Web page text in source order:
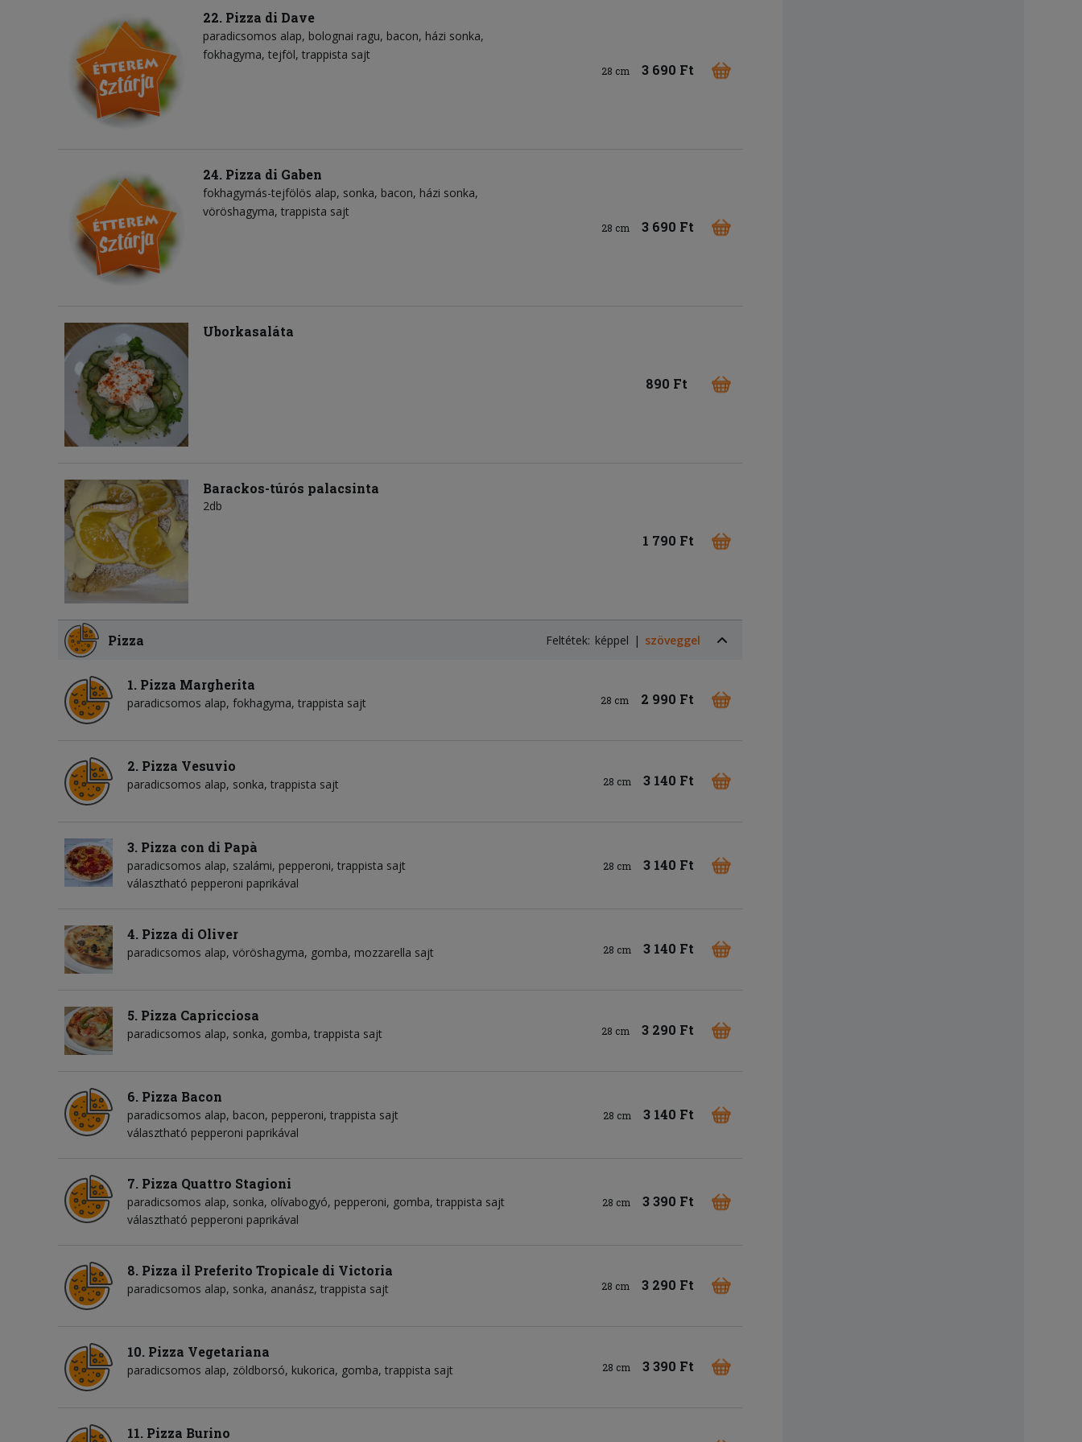
22. Pizza di Dave
paradicsomos alap bolognai ragu bacon házi sonka
fokhagyma tejföl trappista sajt
28 cm 3 690 Ft
24. Pizza di Gaben
fokhagymás-tejfölös alap sonka bacon házi sonka
vöröshagyma trappista sajt
28 cm 3 690 Ft
Uborkasaláta
890 Ft
Barackos-túrós palacsinta
2db
1 790 Ft
Pizza Feltétek: képpel szöveggel
1. Pizza Margherita
paradicsomos alap fokhagyma trappista sajt 28 cm 2 990 Ft
2. Pizza Vesuvio
paradicsomos alap sonka trappista sajt 28 cm 3 140 Ft
3. Pizza con di Papà
paradicsomos alap szalámi pepperoni trappista sajt
választható pepperoni paprikával
28 cm 3 140 Ft
4. Pizza di Oliver
paradicsomos alap vöröshagyma gomba mozzarella sajt 28 cm 3 140 Ft
5. Pizza Capricciosa
paradicsomos alap sonka gomba trappista sajt 28 cm 3 290 Ft
6. Pizza Bacon
paradicsomos alap bacon pepperoni trappista sajt
választható pepperoni paprikával
28 cm 3 140 Ft
7. Pizza Quattro Stagioni
paradicsomos alap sonka olívabogyó pepperoni gomba trappista sajt
választható pepperoni paprikával
28 cm 3 390 Ft
8. Pizza il Preferito Tropicale di Victoria
paradicsomos alap sonka ananász trappista sajt 28 cm 3 290 Ft
10. Pizza Vegetariana
paradicsomos alap zöldborsó kukorica gomba trappista sajt 28 cm 3 390 Ft
11. Pizza Burino